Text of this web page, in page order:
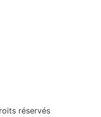
réservés